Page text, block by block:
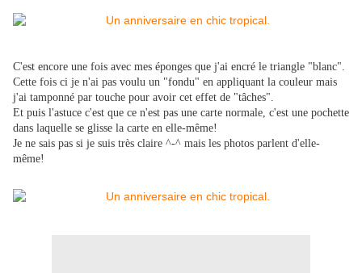
C'est encore une fois avec mes éponges que j'ai encré le triangle "blanc".
Cette fois ci je n'ai pas voulu un "fondu" en appliquant la couleur mais
j'ai tamponné par touche pour avoir cet effet de "tâches".
Et puis l'astuce c'est que ce n'est pas une carte normale, c'est une pochette
dans laquelle se glisse la carte en elle-même!
Je ne sais pas si je suis très claire ^-^ mais les photos parlent d'elle-
même!